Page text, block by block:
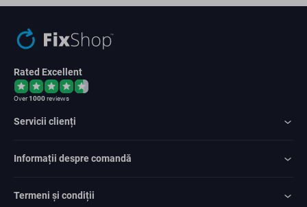
Rated Excellent
Over1000reviews
Servicii clienți
Informații despre comandă
Termeni și condiții